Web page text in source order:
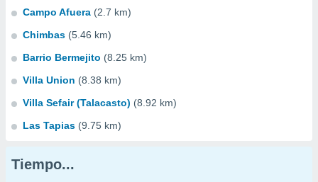
Campo Afuera (2.7 km)
Chimbas (5.46 km)
Barrio Bermejito (8.25 km)
Villa Union (8.38 km)
Villa Sefair (Talacasto) (8.92 km)
Las Tapias (9.75 km)
Tiempo...